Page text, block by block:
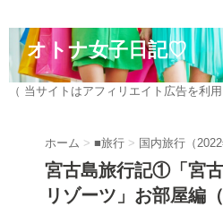
オトナ女子日記♡
（ 当サイトはアフィリエイト広告を利用
ホーム > ■旅行 > 国内旅行（2022
宮古島旅行記①「宮
リゾーツ」お部屋編